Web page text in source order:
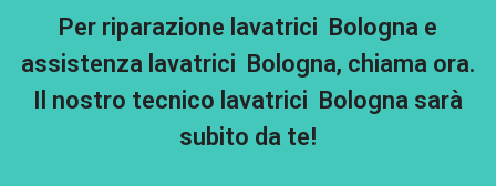
Per riparazione lavatrici Bologna e
assistenza lavatrici Bologna, chiama ora.
Il nostro tecnico lavatrici Bologna sarà
subito da te!